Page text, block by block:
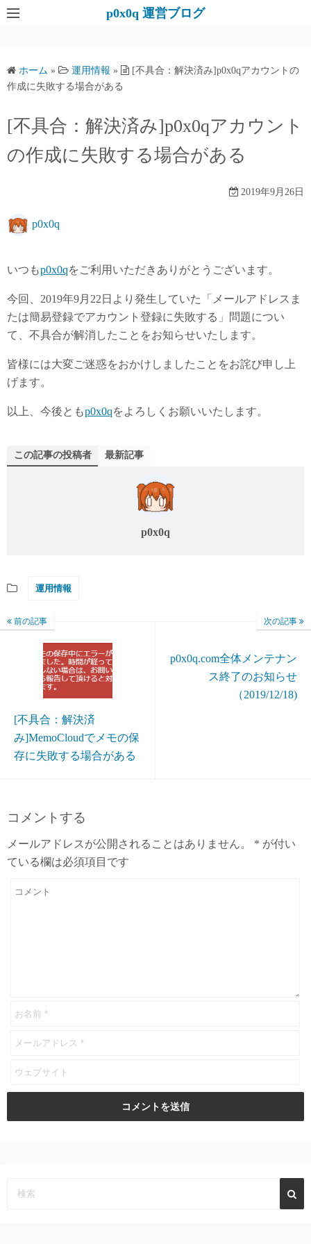
コ
ツ
キ
ッ
p0x0q 運営ブログ
ホーム » 運用情報 »
[不具合：解決済み]p0x0qアカウントの
作成に失敗する場合がある
[不具合：解決済み]p0x0qアカウント
の作成に失敗する場合がある
2019年9月26日
p0x0q
いつもp0x0qをご利用いただきありがとうございます。
今回、2019年9月22日より発生していた「メールアドレスま
たは簡易登録でアカウント登録に失敗する」問題につい
て、不具合が解消したことをお知らせいたします。
皆様には大変ご迷惑をおかけしましたことをお詫び申し上
げます。
以上、今後ともp0x0qをよろしくお願いいたします。
この記事の投稿者 最新記事
p0x0q
運用情報
前の記事
[不具合：解決済
み]MemoCloudでメモの保
存に失敗する場合がある
次の記事
p0x0q.com全体メンテナン
ス終了のお知らせ
（2019/12/18)
コメントする
メールアドレスが公開されることはありません。 * が付い
ている欄は必須項目です